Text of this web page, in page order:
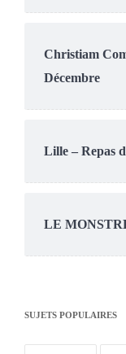
Christiam
Décembre
Lille – Repas
LE
SUJETS POPULAIRES